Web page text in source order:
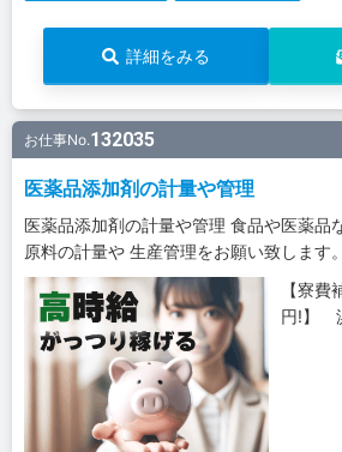
詳細をみる
お仕事No.132035
医薬品添加剤の計量や管理
医薬品添加剤の計量や管理 食品や医薬品
原料の計量や 生産管理をお願い致します。
【寮
円!】